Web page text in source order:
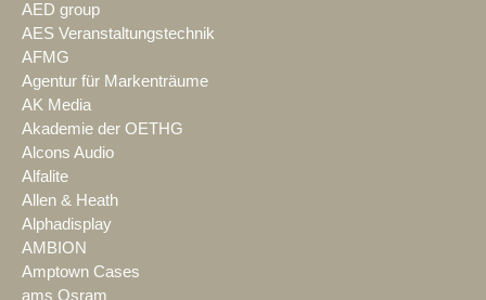
AED group
AES Veranstaltungstechnik
AFMG
Agentur für Markenträume
AK Media
Akademie der OETHG
Alcons Audio
Alfalite
Allen & Heath
Alphadisplay
AMBION
Amptown Cases
ams Osram